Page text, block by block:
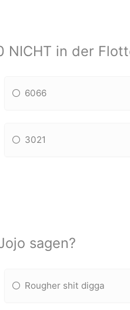
NICHT in der
6066
3021
sagen?
Rougher shit digga